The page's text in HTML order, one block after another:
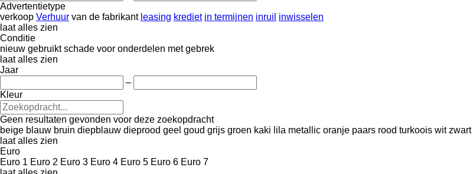
Advertentietype
verkoop Verhuur van de fabrikant leasing krediet in termijnen inruil inwisselen
laat alles zien
Conditie
nieuw gebruikt schade voor onderdelen met gebrek
laat alles zien
Jaar
–
Kleur
Geen resultaten gevonden voor deze zoekopdracht
beige blauw bruin diepblauw dieprood geel goud grijs groen kaki lila metallic oranje paars rood turkoois wit zwart
laat alles zien
Euro
Euro 1 Euro 2 Euro 3 Euro 4 Euro 5 Euro 6 Euro 7